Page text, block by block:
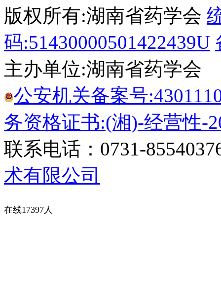
版权所有:湖南省药学会
码:51430000501422439U
主办单位:湖南省药学会
公安机关备案号
务资格证书:(湘)-经营性-
联系电话：0731-
术有限公司
在线17397人